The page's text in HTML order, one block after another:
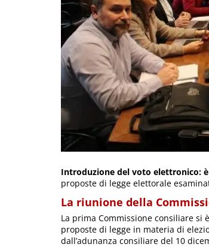
Introduzione del voto elettronico:
proposte di legge elettorale
La riunione della
La prima Commissione consiliare
proposte di legge in materia di
dall’adunanza consiliare del 10